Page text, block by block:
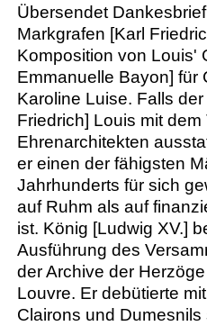
Übersendet
Markgrafen [Karl
Komposition von Louis'
Emmanuelle Bayon] für
Karoline Luise. Falls
Friedrich] Louis mit dem
Ehrenarchitekten
er einen der fähigsten
Jahrhunderts für sich
auf Ruhm als auf
ist. König [Ludwig XV.]
Ausführung des
der Archive der
Louvre. Er debütierte
Clairons und Dumesnils